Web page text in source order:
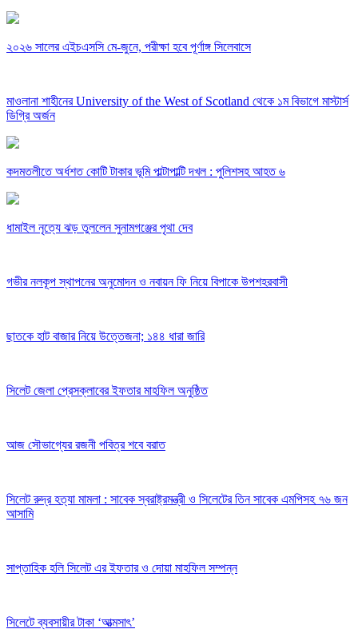
২০২৬ সালের এইচএসসি মে-জুনে, পরীক্ষা হবে পূর্ণাঙ্গ সিলেবাসে
মাওলানা শাহীনের University of the West of Scotland থেকে ১ম বিভাগে মাস্টার্স
ডিগ্রি অর্জন
কদমতলীতে অর্ধশত কোটি টাকার ভূমি পাল্টাপাল্টি দখল : পুলিশসহ আহত ৬
ধামাইল নৃত্যে ঝড় তুললেন সুনামগঞ্জের পৃথা দেব
গভীর নলকূপ স্থাপনের অনুমোদন ও নবায়ন ফি নিয়ে বিপাকে উপশহরবাসী
ছাতকে হাট বাজার নিয়ে উত্তেজনা; ১৪৪ ধারা জারি
সিলেট জেলা প্রেসক্লাবের ইফতার মাহফিল অনুষ্ঠিত
আজ সৌভাগ্যের রজনী পবিত্র শবে বরাত
সিলেট রুদ্র হত্যা মামলা : সাবেক স্বরাষ্ট্রমন্ত্রী ও সিলেটের তিন সাবেক এমপিসহ ৭৬ জন
আসামি
সাপ্তাহিক হলি সিলেট এর ইফতার ও দোয়া মাহফিল সম্পন্ন
সিলেটে ব্যবসায়ীর টাকা ‘আত্মসাৎ’